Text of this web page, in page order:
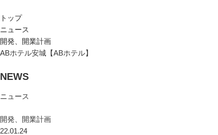
トップ
ニュース
開発、開業計画
ABホテル安城【ABホテル】
NEWS
ニュース
開発、開業計画
22.01.24